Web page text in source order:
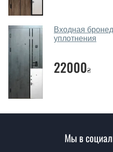
Входная
уплотнения
22000₴
Мы в